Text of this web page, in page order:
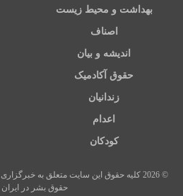
بهداشت و محیط زیست
اصناف
اندیشه و بیان
حقوق آکادمیک
زندانیان
اعدام
کودکان
© 2026 کلیه حقوق این سایت متعلق به
حقوق بشر در